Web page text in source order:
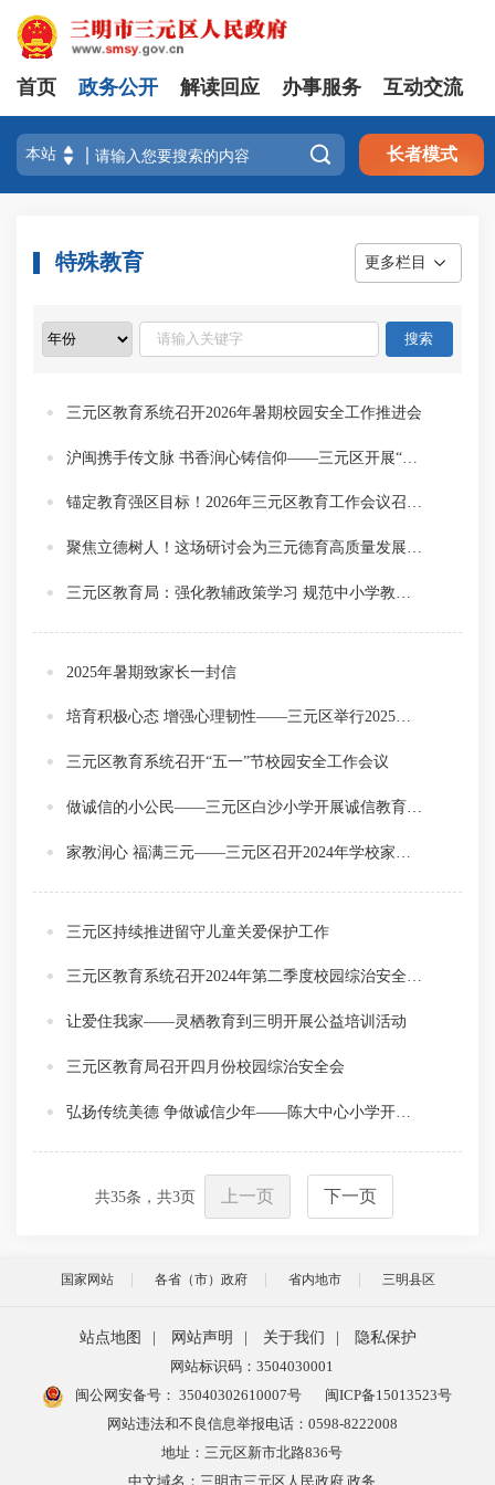
首页 政务公开 解读回应 办事服务 互动交流
 长者模式
特殊教育 更多栏目
三元区教育系统召开2026年暑期校园安全工作推进会
锚定教育强区目标！2026年三元区教育工作会议召开，部署重点任务
聚焦立德树人！这场研讨会为三元德育高质量发展注入强劲动力
2025年暑期致家长一封信
培育积极心态 增强心理韧性——三元区举行2025年中小学心理健康宣传教育月活动
三元区教育系统召开“五一”节校园安全工作会议
做诚信的小公民——三元区白沙小学开展诚信教育主题活动
三元区持续推进留守儿童关爱保护工作
三元区教育系统召开2024年第二季度校园综治安全工作会
让爱住我家——灵栖教育到三明开展公益培训活动
三元区教育局召开四月份校园综治安全会
共35条，共3页 上一页 下一页
国家网站 各省（市）政府 省内地市 三明县区
站点地图 | 网站声明 | 关于我们 |
隐私保护
网站标识码：3504030001
闽公网安备号： 35040302610007号
闽ICP备15013523号
网站违法和不良信息举报电话：0598-8222008
地址：三元区新市北路836号
中文域名：三明市三元区人民政府.政务